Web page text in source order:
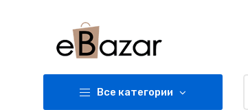
Все категории